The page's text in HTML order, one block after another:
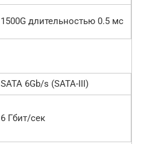
1500G длительностью 0.5 мс
SATA 6Gb/s (SATA-III)
6 Гбит/сек